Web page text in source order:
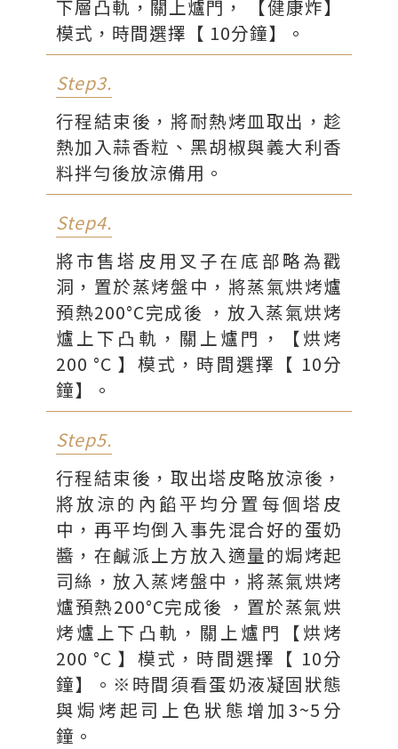
下層凸軌，關上爐門， 【健康炸】
模式，時間選擇【 10分鐘】。
Step3.
行程結束後，將耐熱烤皿取出，趁
熱加入蒜香粒、黑胡椒與義大利香
料拌勻後放涼備用。
Step4.
將市售塔皮用叉子在底部略為戳
洞，置於蒸烤盤中，將蒸氣烘烤爐
預熱200°C完成後 ，放入蒸氣烘烤
爐上下凸軌，關上爐門，【烘烤
200 °C 】模式，時間選擇【 10分
鐘】。
Step5.
行程結束後，取出塔皮略放涼後，
將放涼的內餡平均分置每個塔皮
中，再平均倒入事先混合好的蛋奶
醬，在鹹派上方放入適量的焗烤起
司絲，放入蒸烤盤中，將蒸氣烘烤
爐預熱200°C完成後 ，置於蒸氣烘
烤爐上下凸軌，關上爐門【烘烤
200 °C 】模式，時間選擇【 10分
鐘】。※時間須看蛋奶液凝固狀態
與焗烤起司上色狀態增加3~5分
鐘。